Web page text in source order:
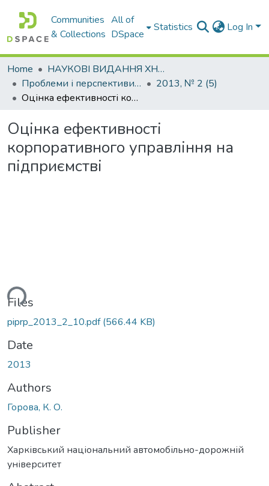
Communities
& Collections
All of
DSpace
Statistics Log In
Home
НАУКОВІ ВИДАННЯ ХНАДУ
Проблеми і перспективи розвитку підприємництва
2013, № 2 (5)
Оцінка ефективності корпоративного управління на підприємстві
Оцінка ефективності
корпоративного управління на
підприємстві
Files
piprp_2013_2_10.pdf(566.44 KB)
Date
2013
Authors
Горова, К. О.
Publisher
Харківський національний автомобільно-дорожній
університет